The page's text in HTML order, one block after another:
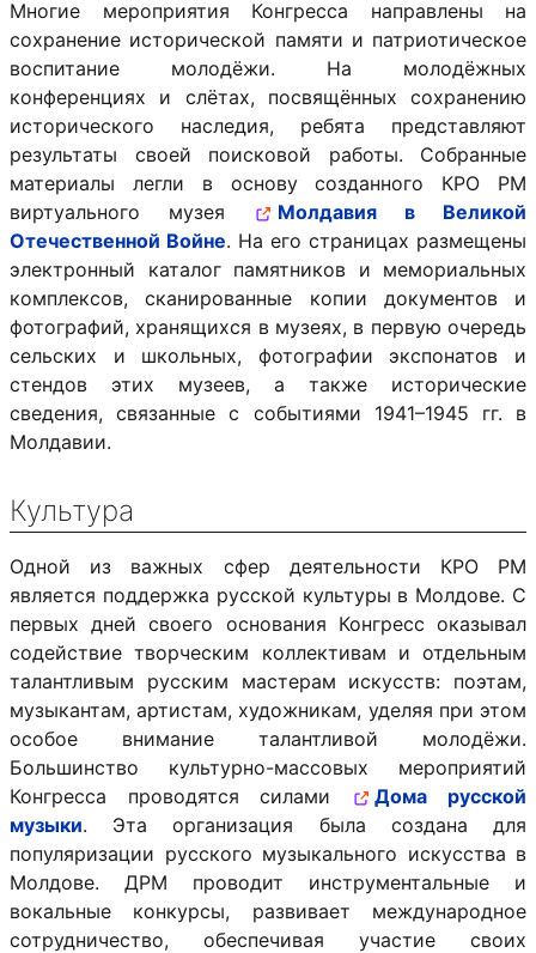
Многие мероприятия Конгресса направлены на
сохранение исторической памяти и патриотическое
воспитание молодёжи. На молодёжных
конференциях и слётах, посвящённых сохранению
исторического наследия, ребята представляют
результаты своей поисковой работы. Собранные
материалы легли в основу созданного КРО РМ
виртуального музея
Молдавия в Великой
Отечественной Войне. На его страницах размещены
электронный каталог памятников и мемориальных
комплексов, сканированные копии документов и
фотографий, хранящихся в музеях, в первую очередь
сельских и школьных, фотографии экспонатов и
стендов этих музеев, а также исторические
сведения, связанные с событиями 1941–1945 гг. в
Молдавии.
Культура
Одной из важных сфер деятельности КРО РМ
является поддержка русской культуры в Молдове. С
первых дней своего основания Конгресс оказывал
содействие творческим коллективам и отдельным
талантливым русским мастерам искусств: поэтам,
музыкантам, артистам, художникам, уделяя при этом
особое внимание талантливой молодёжи.
Большинство культурно-массовых мероприятий
Конгресса проводятся силами
Дома русской
музыки. Эта организация была создана для
популяризации русского музыкального искусства в
Молдове. ДРМ проводит инструментальные и
вокальные конкурсы, развивает международное
сотрудничество, обеспечивая участие своих